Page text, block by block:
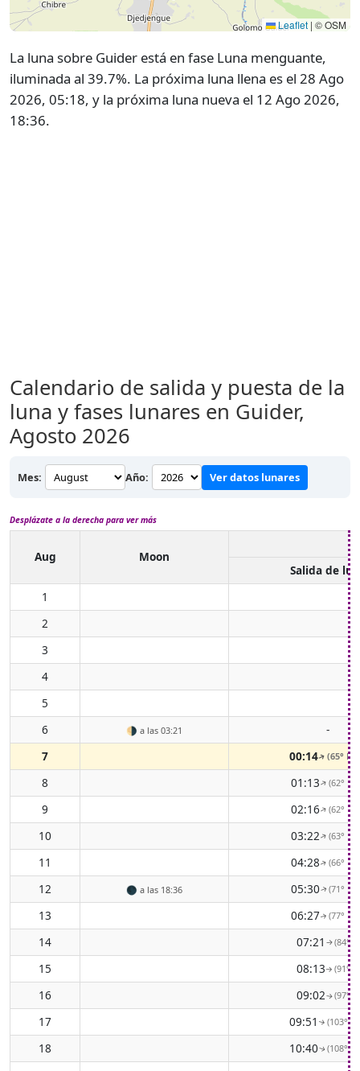
Leaflet | © OSM
La luna sobre Guider está en fase Luna menguante,
iluminada al 39.7%. La próxima luna llena es el 28 Ago
2026, 05:18, y la próxima luna nueva el 12 Ago 2026,
18:36.
Calendario de salida y puesta de la
luna y fases lunares en Guider,
Agosto 2026
Mes: Año: Ver datos lunares
Desplázate a la derecha para ver más
Aug
Moon
Salida de
1
2
3
4
5
6
🌗 a las 03:21
-
7
00:14↑(65°
8 01:13↑(62°
9 02:16↑(62°
10 03:22↑(63°
11 04:28↑(66°
12 🌑 a las 18:36 05:30↑(71°
13 06:27↑(77°
14 07:21 ↑(84° E)
15 08:13↑ (91° E)
16 09:02↑(97° E)
17 09:51 ↑(103°
18 10:40↑(108°